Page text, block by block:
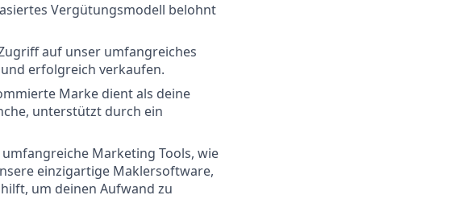
Vergütungsmodell belohnt
auf unser umfangreiches
erfolgreich verkaufen.
Marke dient als deine
unterstützt durch ein
umfangreiche Marketing Tools, wie
einzigartige Maklersoftware,
um deinen Aufwand zu